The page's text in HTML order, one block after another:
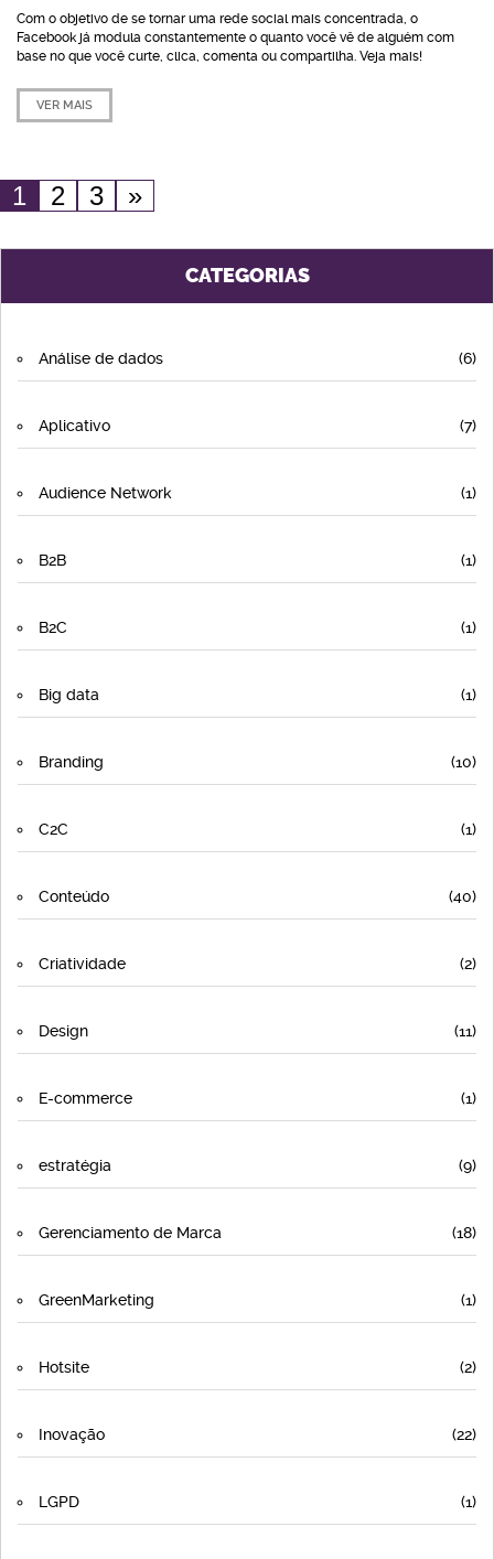
Com o objetivo de se tornar uma rede social mais concentrada, o
Facebook já modula constantemente o quanto você vê de alguém com
base no que você curte, clica, comenta ou compartilha. Veja mais!
VER MAIS
1 2 3 »
CATEGORIAS
Análise de dados (6)
Aplicativo (7)
Audience Network (1)
B2B (1)
B2C (1)
Big data (1)
Branding (10)
C2C (1)
Conteúdo (40)
Criatividade (2)
Design (11)
E-commerce (1)
estratégia (9)
Gerenciamento de Marca (18)
GreenMarketing (1)
Hotsite (2)
Inovação (22)
LGPD (1)